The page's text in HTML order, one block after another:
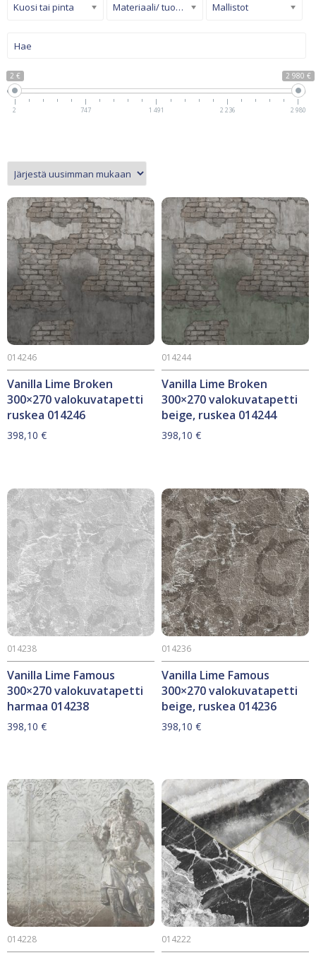
2 € 2 980 €
2 747 1 491 2 236 2 980
Kuosi tai pinta Materiaali/ tuotetyyppi Mallistot
Vanilla Lime Broken
300×270 valokuvatapetti
ruskea 014246
014246
398,10 €
Vanilla Lime Broken
300×270 valokuvatapetti
beige, ruskea 014244
014244
398,10 €
Vanilla Lime Famous
300×270 valokuvatapetti
harmaa 014238
014238
398,10 €
Vanilla Lime Famous
300×270 valokuvatapetti
beige, ruskea 014236
014236
398,10 €
014228 014222